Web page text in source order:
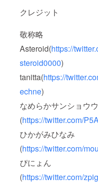
クレジット
敬称略
Asteroid(https://
steroid0000)
tanitta(https://
echne)
なめらかサンショウ
(https://twitter.com/
ひかがみひなみ
(https://twitter.com/
ぴにょん
(https://twitter.com/